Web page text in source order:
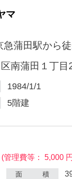
マ
急蒲田駅から
南蒲田１丁目
1984/1/1
5階建
(管理費等： 5,000
面 積